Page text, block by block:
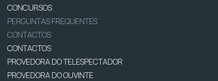
CONCURSOS
PERGUNTAS FREQUENTES
CONTACTOS
CONTACTOS
PROVEDORA DO TELESPECTADOR
PROVEDORA DO OUVINTE